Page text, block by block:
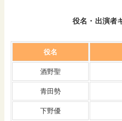
役名・出演者
役名
酒野聖
青田勢
下野優